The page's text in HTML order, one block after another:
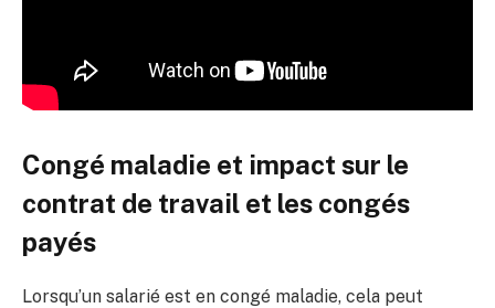
Congé maladie et impact sur le
contrat de travail et les congés
payés
Lorsqu’un salarié est en congé maladie, cela peut